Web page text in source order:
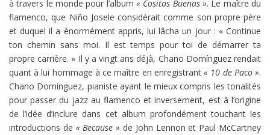
à travers le monde pour l’album « Cositas Buenas ». Le maître du
flamenco, que Niño Josele considérait comme son propre père
et duquel il a énormément appris, lui lâcha un jour : « Continue
ton chemin sans moi. Il est temps pour toi de démarrer ta
propre carrière. » Il y a vingt ans déjà, Chano Domínguez rendait
quant à lui hommage à ce maître en enregistrant« 10 de Paco ».
Chano Domínguez, pianiste ayant le mieux compris les tonalités
pour passer du jazz au flamenco et inversement, est à l’origine
de l’idée d’inclure dans cet album profondément touchant les
introductions de « Because » de John Lennon et Paul McCartney